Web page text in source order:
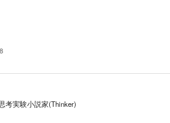
考実験小説家(Thinker)